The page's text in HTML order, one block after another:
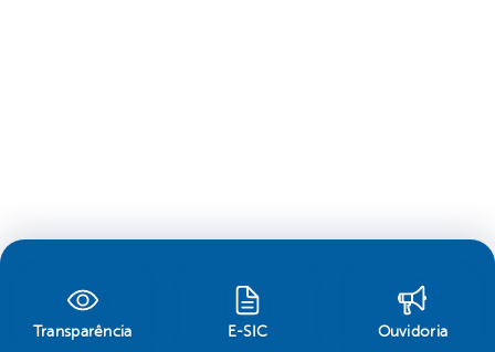
Transparência E-SIC Ouvidoria